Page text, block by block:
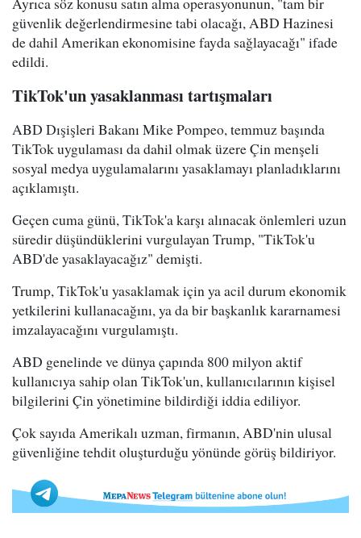
güvenlik değerlendirmesine tabi olacağı, ABD Hazinesi
de dahil Amerikan ekonomisine fayda sağlayacağı" ifade
edildi.
TikTok'un yasaklanması tartışmaları
ABD Dışişleri Bakanı Mike Pompeo, temmuz başında
TikTok uygulaması da dahil olmak üzere Çin menşeli
sosyal medya uygulamalarını yasaklamayı planladıklarını
açıklamıştı.
Geçen cuma günü, TikTok'a karşı alınacak önlemleri uzun
süredir düşündüklerini vurgulayan Trump, "TikTok'u
ABD'de yasaklayacağız" demişti.
Trump, TikTok'u yasaklamak için ya acil durum ekonomik
yetkilerini kullanacağını, ya da bir başkanlık kararnamesi
imzalayacağını vurgulamıştı.
ABD genelinde ve dünya çapında 800 milyon aktif
kullanıcıya sahip olan TikTok'un, kullanıcılarının kişisel
bilgilerini Çin yönetimine bildirdiği iddia ediliyor.
Çok sayıda Amerikalı uzman, firmanın, ABD'nin ulusal
güvenliğine tehdit oluşturduğu yönünde görüş bildiriyor.